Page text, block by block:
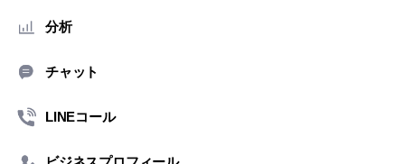
分析
チャット
LINEコール